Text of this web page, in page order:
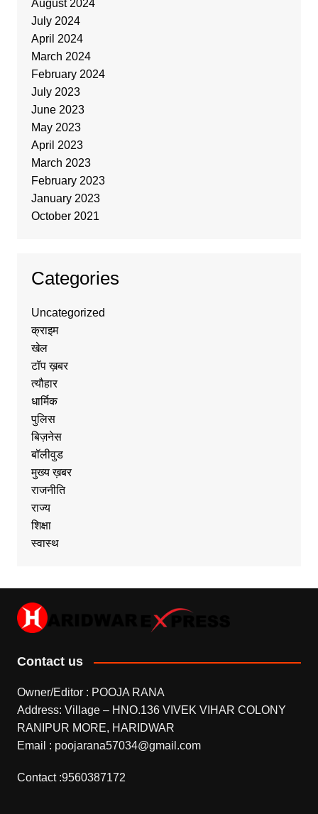
August 2024
July 2024
April 2024
March 2024
February 2024
July 2023
June 2023
May 2023
April 2023
March 2023
February 2023
January 2023
October 2021
Categories
Uncategorized
क्राइम
खेल
टॉप ख़बर
त्यौहार
धार्मिक
पुलिस
बिज़नेस
बॉलीवुड
मुख्य ख़बर
राजनीति
राज्य
शिक्षा
स्वास्थ
Contact us
Owner/Editor : POOJA RANA
Address: Village – HNO.136 VIVEK VIHAR COLONY
RANIPUR MORE, HARIDWAR
Email : poojarana57034@gmail.com
Contact :9560387172